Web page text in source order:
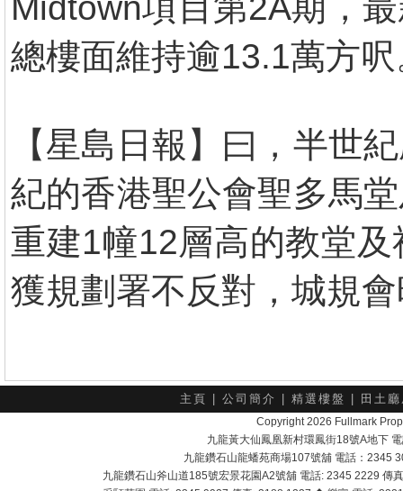
總樓面維持逾13.1萬方
【星島日報】曰，半世
紀的香港聖公會聖多馬
重建1幢12層高的教堂
獲規劃署不反對，城規
主頁 公司簡介 精選樓盤 田土
Copyright 2026 Fullmark
九龍黃大仙鳳凰新村環鳳街18號A地下
九龍鑽石山龍蟠苑商場107號舖 電話：2345
九龍鑽石山斧山道185號宏景花園A2號舖 電話: 2345 2229